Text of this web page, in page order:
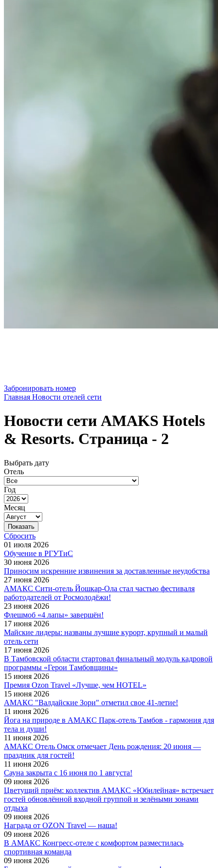
Забронировать номер
Главная Новости отелей сети
Новости сети AMAKS Hotels
& Resorts. Страница - 2
Выбрать дату
Отель
Год
Месяц
Сбросить
01 июля 2026
Обучение в РГУТиС
30 июня 2026
Приносим искренние извинения за доставленные неудобства
27 июня 2026
АМАКС Сити-отель Йошкар-Ола стал частью фестиваля
работодателей от Росмолодёжи!
23 июня 2026
Флешмоб «4 лапы» завершён!
17 июня 2026
Майские лидеры: названы лучшие курорт, крупный и малый
отель сети
17 июня 2026
В Тамбовской области стартовал финальный модуль кадровой
программы «Герои Тамбовщины»
15 июня 2026
Премия Ozon Travel «Лучше, чем HOTEL»
15 июня 2026
АМАКС "Валдайские Зори" отметил свое 41-летие!
11 июня 2026
Йога на природе в АМАКС Парк-отель Тамбов - гармония для
тела и души!
11 июня 2026
АМАКС Отель Омск отмечает День рождения: 20 июня —
праздник для гостей!
11 июня 2026
Сауна закрыта с 16 июня по 1 августа!
09 июня 2026
Цветущий приём: коллектив АМАКС «Юбилейная» встречает
гостей обновлённой входной группой и зелёными зонами
отдыха
09 июня 2026
Награда от OZON Travel — наша!
09 июня 2026
В АМАКС Конгресс-отеле с комфортом разместилась
спортивная команда
09 июня 2026